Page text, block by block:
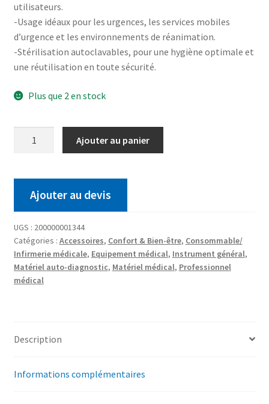
utilisateurs.
-Usage idéaux pour les urgences, les services mobiles
d’urgence et les environnements de réanimation.
-Stérilisation autoclavables, pour une hygiène optimale et
une réutilisation en toute sécurité.
Plus que 2 en stock
Ajouter au panier
Ajouter au devis
UGS : 200000001344
Catégories : Accessoires, Confort & Bien-être, Consommable/
Infirmerie médicale, Equipement médical, Instrument général,
Matériel auto-diagnostic, Matériel médical, Professionnel
médical
Description
Informations complémentaires